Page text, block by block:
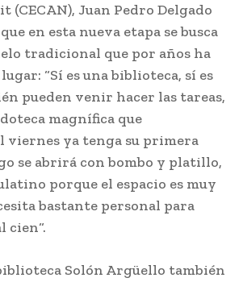
(CECAN), Juan Pedro Delgado
en esta nueva etapa se busca
tradicional que por años ha
“Sí es una biblioteca, sí es
pueden venir hacer las tareas,
magnífica que
viernes ya tenga su primera
se abrirá con bombo y platillo,
porque el espacio es muy
bastante personal para
cien“.
Solón Argüello también